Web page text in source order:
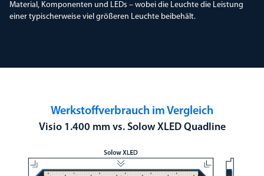
Material, Komponenten und LEDs – wobei die Leuchte die Leistung
einer typischerweise viel größeren Leuchte beibehält.
Werkstoffverbrauch im Vergleich
Visio 1.400 mm vs. Solow XLED Quadline